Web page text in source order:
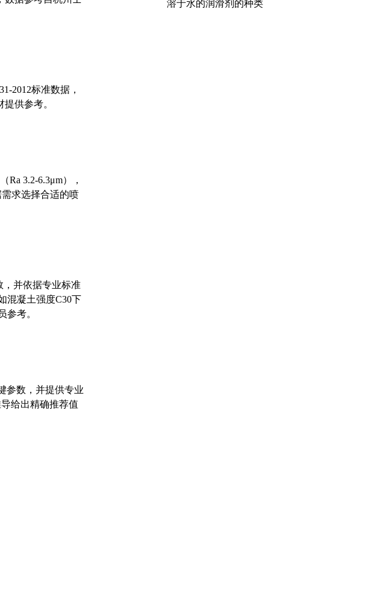
2012标准数据，
供参考。
3.2-6.3μm），
求选择合适的喷
，并依据专业标准
混凝土强度C30下
参考。
参数，并提供专业
给出精确推荐值
溶于水的润滑剂的种类